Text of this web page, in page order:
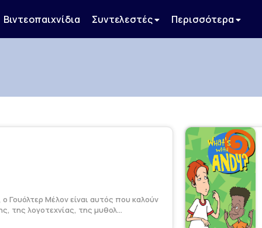
Βιντεοπαιχνίδια Συντελεστές Περισσότερα
Γουόλτερ Μέλον είναι αυτός που καλούν
της λογοτεχνίας, της μυθολ...